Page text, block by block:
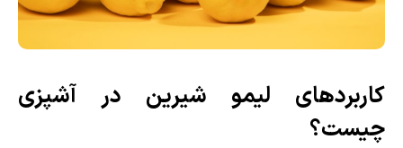
کاربردهای لیمو شیرین در آشپزی
چیست؟